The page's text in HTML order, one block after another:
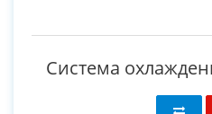
Система